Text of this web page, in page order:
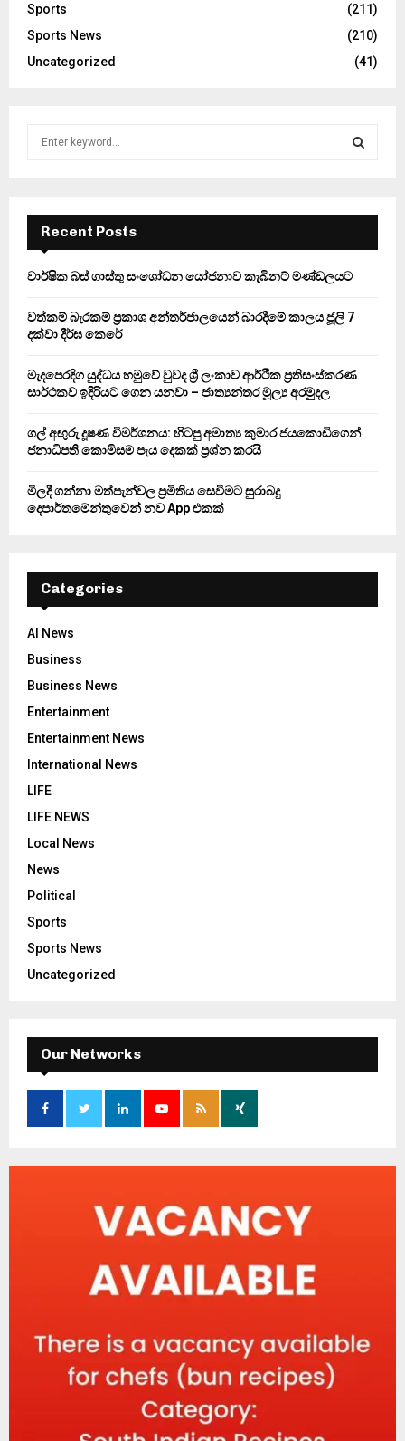
Sports
(211)
Sports News
(210)
Uncategorized
(41)
f
r
E
A
Recent Posts
වාර්ෂික බස් ගාස්තු සංශෝධන යෝජනාව කැබිනට් මණ්ඩලයට
වත්කම් බැරකම් ප්‍රකාශ අන්තර්ජාලයෙන් බාරදීමේ කාලය ජූලි 7
දක්වා දීර්ඝ කෙරේ
මැදපෙරදිග යුද්ධය හමුවේ වුවද ශ්‍රී ලංකාව ආර්ථික ප්‍රතිසංස්කරණ
සාර්ථකව ඉදිරියට ගෙන යනවා – ජාත්‍යන්තර මූල්‍ය අරමුදල
ගල් අඟුරු දූෂණ විමර්ශනය: හිටපු අමාත්‍ය කුමාර ජයකොඩිගෙන්
ජනාධිපති කොමිසම පැය දෙකක් ප්‍රශ්න කරයි
මිලදී ගන්නා මත්පැන්වල ප්‍රමිතිය සෙවීමට සුරාබදු
දෙපාර්තමේන්තුවෙන් නව App එකක්
Categories
AI News
Business
Business News
Entertainment
Entertainment News
International News
LIFE
LIFE NEWS
Local News
News
Political
Sports
Sports News
Uncategorized
Our Networks